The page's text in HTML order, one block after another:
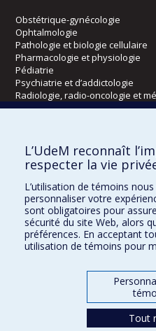
Obstétrique-gynécologie
Ophtalmologie
Pathologie et biologie cellulaire
Pharmacologie et physiologie
Pédiatrie
Psychiatrie et d’addictologie
Radiologie, radio-oncologie et
Écoles
Kinésiologie et des sciences de
Orthophonie et audiologie
Réadaptation
Directions
DPC
CPASS
L’UdeM reconnaît
respecter la vie
L’utilisation de témoins
personnaliser votre
sont obligatoires pour
sécurité du site Web, alors
préférences. En acceptant
utilisation de témoins pour
Tout